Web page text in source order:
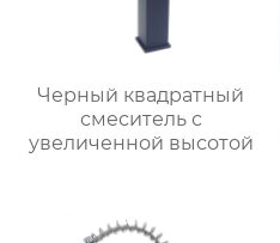
Черный квадратный
смеситель с
увеличенной высотой